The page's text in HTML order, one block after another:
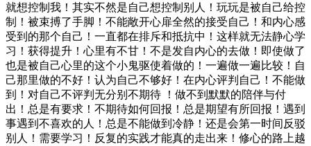
就想控制我！其实不然是自己想控制别人！玩玩是被自己给控
制！被束搏了手脚！不能敞开心扉全然的接受自己！和内心感
受到的那个自己！一直都在排斥和抵抗中！这样就无法静心学
习！获得提升！心里有不甘！不是发自内心的去做！即使做了
也是被自己心里的这个小鬼驱使着做的！一遍做一遍比较！自
己那里做的不好！认为自己不够好！在内心评判自己！不能做
到！对自己不评判无分别不期待 ！做不到默默的陪伴与付
出！总是有要求！不期待如何回报！总是期望有所回报！遇到
事遇到不喜欢的人！总是不能做到冷静！还是会第一时间反驳
别人！需要学习！反复的实践才能真的走出来！修心的路上越